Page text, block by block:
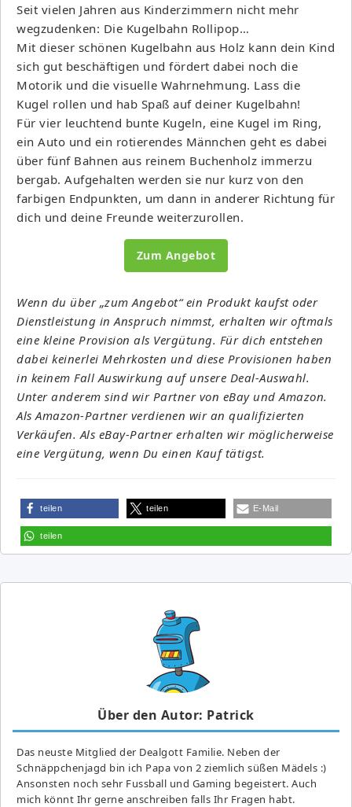
Seit vielen Jahren aus Kinderzimmern nicht mehr
wegzudenken: Die Kugelbahn Rollipop…
Mit dieser schönen Kugelbahn aus Holz kann dein Kind
sich gut beschäftigen und fördert dabei noch die
Motorik und die visuelle Wahrnehmung. Lass die
Kugel rollen und hab Spaß auf deiner Kugelbahn!
Für vier leuchtend bunte Kugeln, eine Kugel im Ring,
ein Auto und ein rotierendes Männchen geht es dabei
über fünf Bahnen aus reinem Buchenholz immerzu
bergab. Aufgehalten werden sie nur kurz von den
farbigen Endpunkten, um dann in anderer Richtung für
dich und deine Freunde weiterzurollen.
Zum Angebot
Wenn du über „zum Angebot“ ein Produkt kaufst oder
Dienstleistung in Anspruch nimmst, erhalten wir oftmals
eine kleine Provision als Vergütung. Für dich entstehen
dabei keinerlei Mehrkosten und diese Provisionen haben
in keinem Fall Auswirkung auf unsere Deal-Auswahl.
Unter anderem sind wir Partner von eBay und Amazon.
Als Amazon-Partner verdienen wir an qualifizierten
Verkäufen. Als eBay-Partner erhalten wir möglicherweise
eine Vergütung, wenn Du einen Kauf tätigst.
teilen teilen E-Mail
teilen
Über den Autor: Patrick
Das neuste Mitglied der Dealgott Familie. Neben der
Schnäppchenjagd bin ich Papa von 2 ziemlich süßen Mädels :)
Ansonsten noch sehr Fussball und Gaming begeistert. Auch
mich könnt Ihr gerne anschreiben falls Ihr Fragen habt.